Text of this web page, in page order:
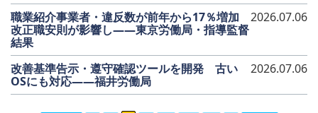
職業紹介事業者・違反数が前年から17％増加
改正職安則が影響し――東京労働局・指導監督
結果
2026.07.06
改善基準告示・遵守確認ツールを開発 古い
OSにも対応――福井労働局
2026.07.06